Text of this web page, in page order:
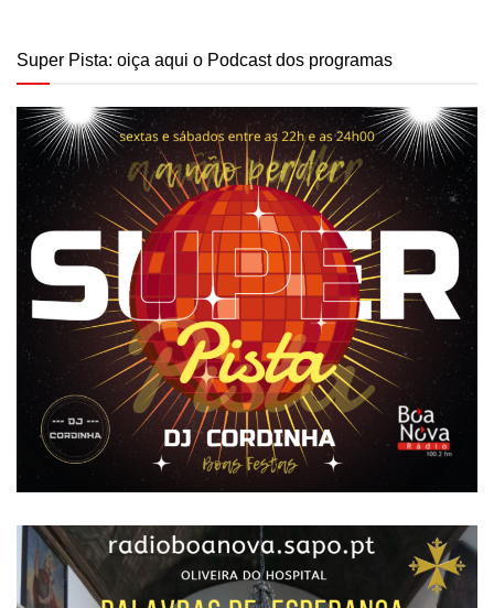
Super Pista: oiça aqui o Podcast dos programas